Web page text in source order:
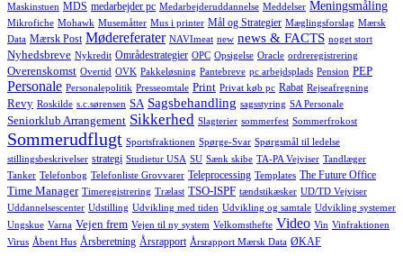
Maskinstuen MDS medarbejder pc Medarbejderuddannelse Meddelser Meningsmåling
Mikrofiche Mohawk Musemåtter Mus i printer Mål og Strategier Mæglingsforslag Mærsk
Data Mærsk Post Mødereferater NAVImeat new news & FACTS noget stort
Nyhedsbreve Nykredit Områdestrategier OPC Opsigelse Oracle ordreregistrering
Overenskomst Overtid OVK Pakkeløsning Pantebreve pc arbejdsplads Pension PEP
Personale Personalepolitik Presseomtale Print Privat køb pc Rabat Rejseafregning
Revy Roskilde s.c.sørensen SA Sagsbehandling sagsstyring SA Personale
Seniorklub Arrangement Sikkerhed Slagterier sommerfest Sommerfrokost
Sommerudflugt Sportsfraktionen Spørge-Svar Spørgsmål til ledelse
stillingsbeskrivelser strategi Studietur USA SU Sænk skibe TA-PA Vejviser Tandlæger
Tanker Telefonbog Telefonliste Grovvarer Teleprocessing Templates The Future Office
Time Manager Timeregistrering Trælast TSO-ISPF tændstikæsker UD/TD Vejviser
Uddannelsescenter Udstilling Udvikling med tiden Udvikling og samtale Udvikling systemer
Ungskue Varna Vejen frem Vejen til ny system Velkomsthefte Video Vin Vinfraktionen
Virus Åbent Hus Årsberetning Årsrapport Årsrapport Mærsk Data ØKAF